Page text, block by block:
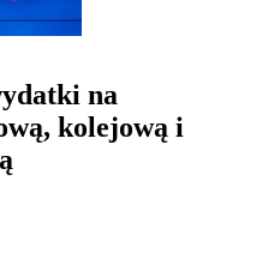
na
kolejową i